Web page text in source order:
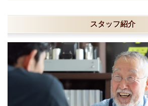
スタッフ紹介